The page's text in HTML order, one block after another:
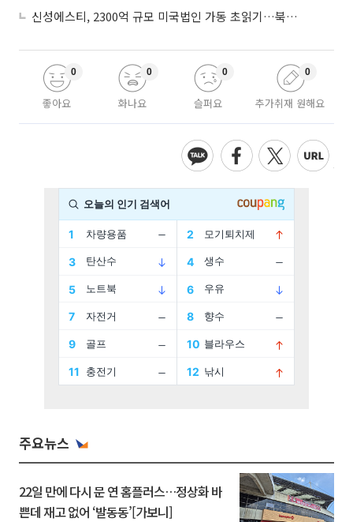
신성에스티, 2300억 규모 미국법인 가동 초읽기…북미 ESS 공략 본격화
좋아요
0
화나요
0
슬퍼요
0
추가취재 원해요
0
주요뉴스
22일 만에 다시 문 연 홈플러스…정상화 바
쁜데 재고 없어 ‘발동동’[가보니]